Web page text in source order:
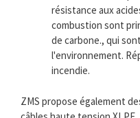
résistance aux
combustion sont
de carbone., qui
l'environnement.
incendie.
ZMS propose également